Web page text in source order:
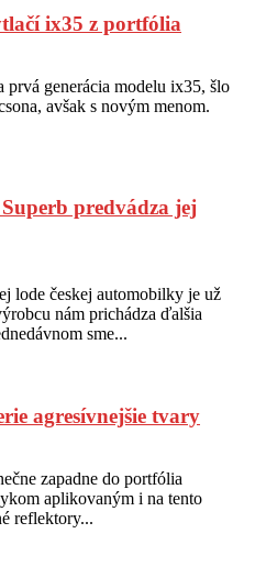
ix35 z portfólia
generácia modelu ix35, šlo
avšak s novým menom.
predvádza jej
lode českej automobilky je už
nám prichádza ďalšia
sme...
agresívnejšie tvary
zapadne do portfólia
aplikovaným i na tento
reflektory...